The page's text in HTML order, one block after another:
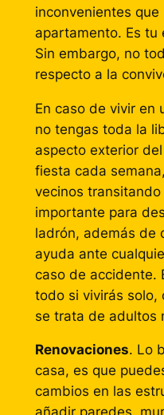
inconvenientes que
apartamento. Es tu
Sin embargo, no
respecto a la
En caso de vivir en
no tengas toda la
aspecto exterior
fiesta cada
vecinos
importante para
ladrón, además de
ayuda ante
caso de accidente.
todo si vivirás solo,
se trata de adultos
Renovaciones. Lo
casa, es que
cambios en las